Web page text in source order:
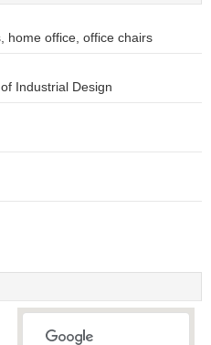
home office, office chairs
Industrial Design